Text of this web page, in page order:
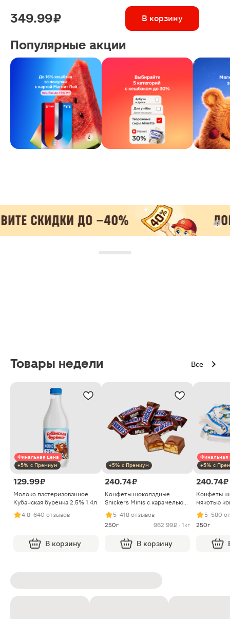
349.99 ₽ В корзину
Популярные акции
Товары недели Все
Финальная цена
+5% с Премиум
129.99 ₽
Молоко пастеризованное
Кубанская буренка 2.5% 1.4л
4.8· 640 отзывов
В корзину
+5% с Премиум
240.74 ₽
Конфеты шоколадные
Snickers Minis с карамелью
арахисом и нугой
5· 418 отзывов
250г
962.99 ₽ · 1кг
В корзину
Финальная
+5% с
240.74 ₽
Конфеты
мякотью
5· 580
250г